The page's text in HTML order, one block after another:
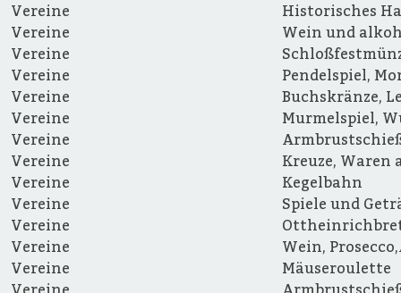
Vereine
Historisches
Vereine
Wein und
Vereine
Vereine
Pendelspiel,
Vereine
Buchskränze,
Vereine
Murmelspiel,
Vereine
Vereine
Kreuze, Waren
Vereine
Kegelbahn
Vereine
Spiele und
Vereine
Vereine
Wein,
Vereine
Mäuseroulette